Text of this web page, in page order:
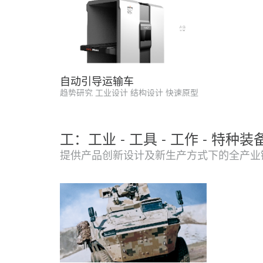
自动引导运输车
趋势研究 工业设计 结构设计 快速原型
工：工业 - 工具 - 工作 - 特种装
提供产品创新设计及新生产方式下的全产